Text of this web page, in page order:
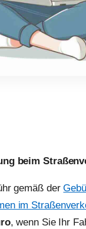
beim
gemäß der
im
, wenn Sie Ihr